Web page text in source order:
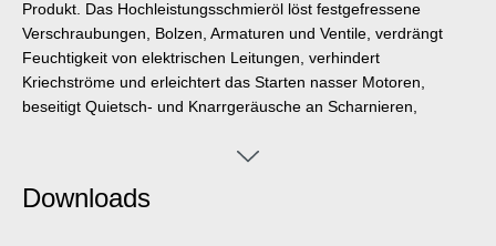
Produkt. Das Hochleistungsschmieröl löst festgefressene
Verschraubungen, Bolzen, Armaturen und Ventile, verdrängt
Feuchtigkeit von elektrischen Leitungen, verhindert
Kriechströme und erleichtert das Starten nasser Motoren,
beseitigt Quietsch- und Knarrgeräusche an Scharnieren,
Kupplungen, reinigt verschmutzte Oberflächen und hinterlässt
keinen Staub anzieht, schützt und pflegt alle Werkzeuge,
Downloads